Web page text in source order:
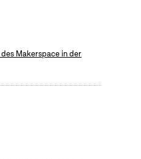
Makerspace in der